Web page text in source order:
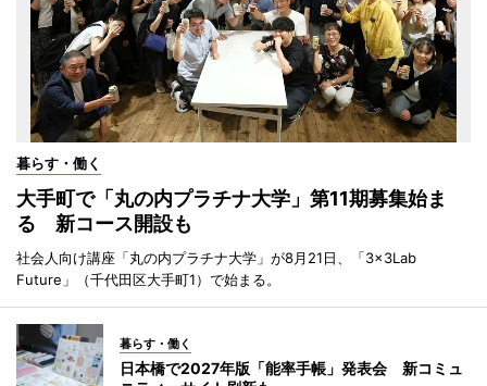
暮らす・働く
大手町で「丸の内プラチナ大学」第11期募集始ま
る 新コース開設も
社会人向け講座「丸の内プラチナ大学」が8月21日、「3×3Lab
Future」（千代田区大手町1）で始まる。
暮らす・働く
日本橋で2027年版「能率手帳」発表会 新コミュ